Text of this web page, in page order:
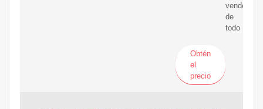
vender
de
todo
Obtén
el
precio